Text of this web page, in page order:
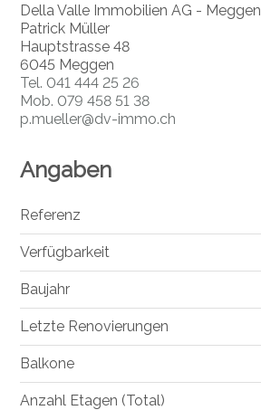
Della Valle Immobilien AG - Meggen
Patrick Müller
Hauptstrasse 48
6045 Meggen
Tel.041 444 25 26
Mob.079 458 51 38
p.mueller@dv-immo.ch
Angaben
Referenz
Verfügbarkeit
Baujahr
Letzte Renovierungen
Balkone
Anzahl Etagen (Total)